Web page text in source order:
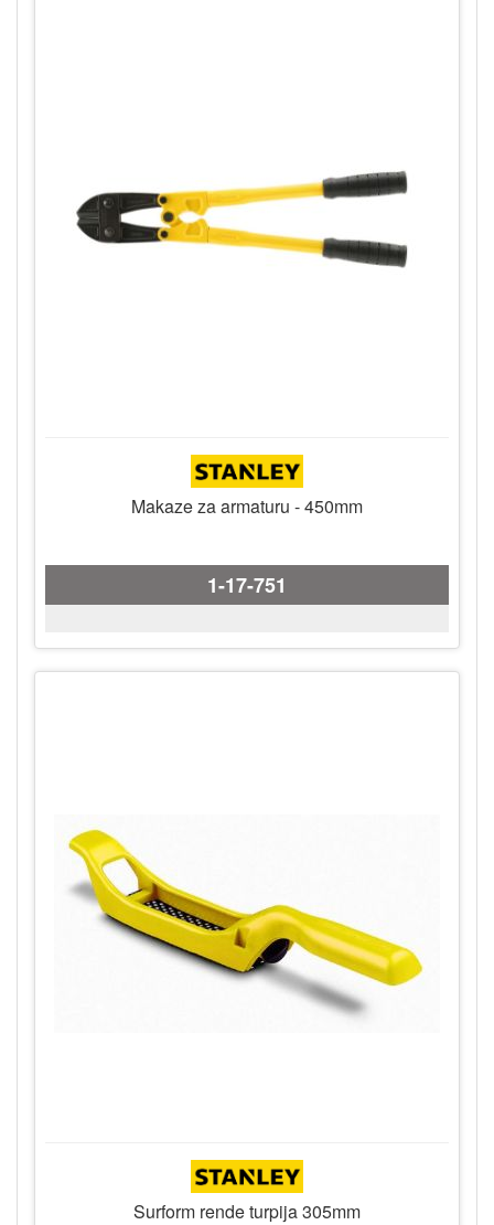
Makaze za armaturu - 450mm
1-17-751
Surform rende turpija 305mm